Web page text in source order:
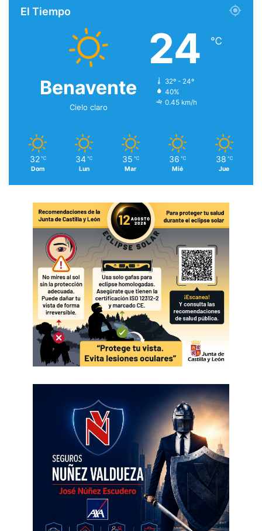
El Tiempo
Benavente
Cielo claro
24 ℃
32º - 24º
40%
0.45 km/h
32 ℃
Dom
34 ℃
Lun
35 ℃
Mar
36 ℃
Mié
38 ℃
Jue